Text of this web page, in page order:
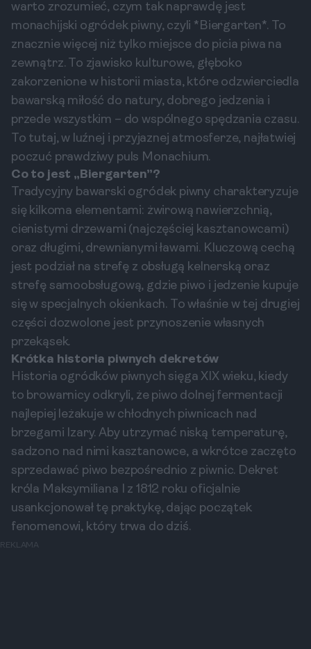
warto zrozumieć, czym tak naprawdę jest
monachijski ogródek piwny, czyli *Biergarten*. To
znacznie więcej niż tylko miejsce do picia piwa na
zewnątrz. To zjawisko kulturowe, głęboko
zakorzenione w historii miasta, które odzwierciedla
bawarską miłość do natury, dobrego jedzenia i
przede wszystkim – do wspólnego spędzania czasu.
To tutaj, w luźnej i przyjaznej atmosferze, najłatwiej
poczuć prawdziwy puls Monachium.
Co to jest „Biergarten”?
Tradycyjny bawarski ogródek piwny charakteryzuje
się kilkoma elementami: żwirową nawierzchnią,
cienistymi drzewami (najczęściej kasztanowcami)
oraz długimi, drewnianymi ławami. Kluczową cechą
jest podział na strefę z obsługą kelnerską oraz
strefę samoobsługową, gdzie piwo i jedzenie kupuje
się w specjalnych okienkach. To właśnie w tej drugiej
części dozwolone jest przynoszenie własnych
przekąsek.
Krótka historia piwnych dekretów
Historia ogródków piwnych sięga XIX wieku, kiedy
to browarnicy odkryli, że piwo dolnej fermentacji
najlepiej leżakuje w chłodnych piwnicach nad
brzegami Izary. Aby utrzymać niską temperaturę,
sadzono nad nimi kasztanowce, a wkrótce zaczęto
sprzedawać piwo bezpośrednio z piwnic. Dekret
króla Maksymiliana I z 1812 roku oficjalnie
usankcjonował tę praktykę, dając początek
fenomenowi, który trwa do dziś.
REKLAMA